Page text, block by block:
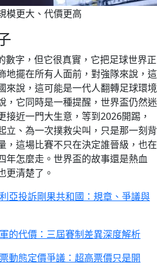
模更大、代價更高
數字，但它很真實，它把足球世界正
地擺在所有人面前，對強隊來說，這
來說，這可能是一代人翻轉足球環境
，它同時是一種提醒，世界盃仍然迷
接近一門大生意，等到2026開踢，
立、為一次撲救尖叫，只是那一刻背
，這場比賽不只在決定誰晉級，也在
年怎麼走。世界盃的故事還是熱血
更清楚了。
亞投訴剛果共和國：規章、爭議與
的代價：三屆賽制差異深度解析
動態定價爭議：超高票價只是開